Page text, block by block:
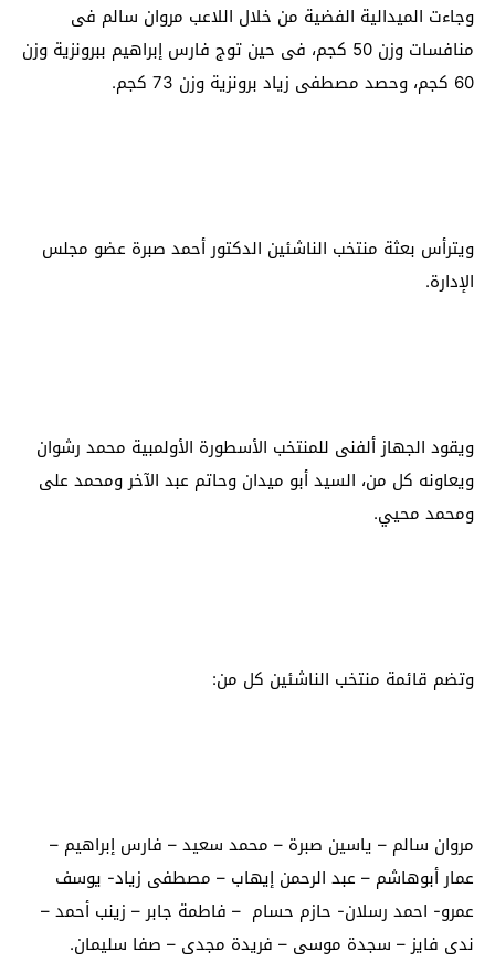
وجاءت الميدالية الفضية من خلال اللاعب مروان سالم فى
منافسات وزن 50 كجم، فى حين توج فارس إبراهيم ببرونزية وزن
60 كجم، وحصد مصطفى زياد برونزية وزن 73 كجم.
ويترأس بعثة منتخب الناشئين الدكتور أحمد صبرة عضو مجلس
الإدارة.
ويقود الجهاز ألفنى للمنتخب الأسطورة الأولمبية محمد رشوان
ويعاونه كل من، السيد أبو ميدان وحاتم عبد الآخر ومحمد على
ومحمد محيي.
وتضم قائمة منتخب الناشئين كل من:
مروان سالم – ياسين صبرة – محمد سعيد – فارس إبراهيم –
عمار أبوهاشم – عبد الرحمن إيهاب – مصطفى زياد- يوسف
عمرو- احمد رسلان- حازم حسام – فاطمة جابر – زينب أحمد –
ندى فايز – سجدة موسى – فريدة مجدى – صفا سليمان.